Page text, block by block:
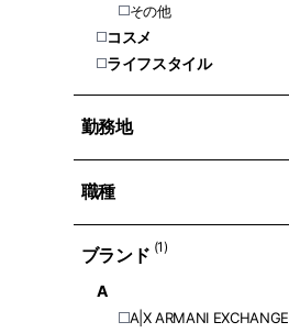
その他
コスメ
ライフスタイル
勤務地
職種
ブランド (1)
A
A|X ARMANI EXCHANGE